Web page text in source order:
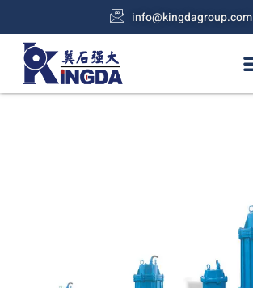
info@kingdagroup.com